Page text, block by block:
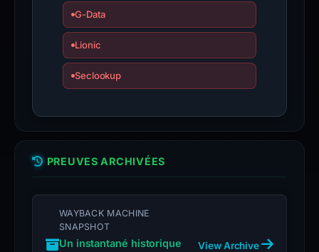
G-Data
Lionic
Seclookup
PREUVES ARCHIVÉES
WAYBACK MACHINE
SNAPSHOT
Un instantané historique
View Archive